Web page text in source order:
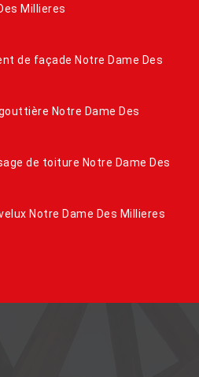
Millieres
de façade Notre Dame Des
Notre Dame Des
de toiture Notre Dame Des
Notre Dame Des Millieres